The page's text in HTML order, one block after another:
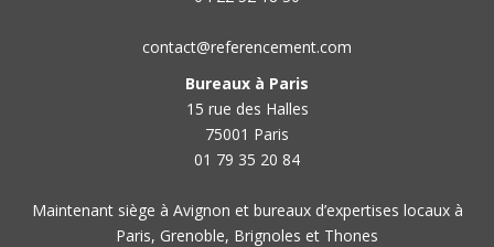
contact@referencement.com
Bureaux à Paris
15 rue des Halles
75001 Paris
01 79 35 20 84
Maintenant siège à Avignon et bureaux d’expertises locaux à
Paris, Grenoble, Brignoles et Thones